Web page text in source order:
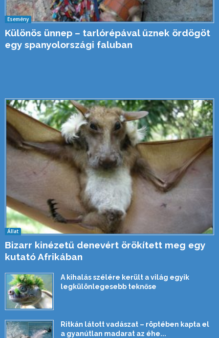
Esemény
Különös ünnep – tarlórépával űznek ördögöt
egy spanyolországi faluban
Állat
Bizarr kinézetű denevért örökített meg egy
kutató Afrikában
A kihalás szélére került a világ egyik
legkülönlegesebb teknőse
Ritkán látott vadászat – röptében kapta el
a gyanútlan madarat az éhe...